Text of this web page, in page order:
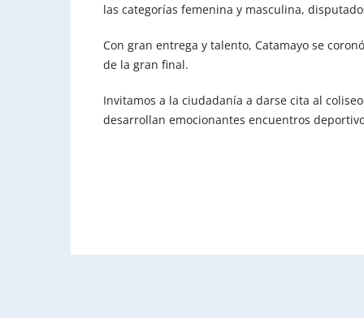
las categorías femenina y masculina,
Con gran entrega y talento, Catamayo se
de la gran final.
Invitamos a la ciudadanía a darse cita al
desarrollan emocionantes encuentros